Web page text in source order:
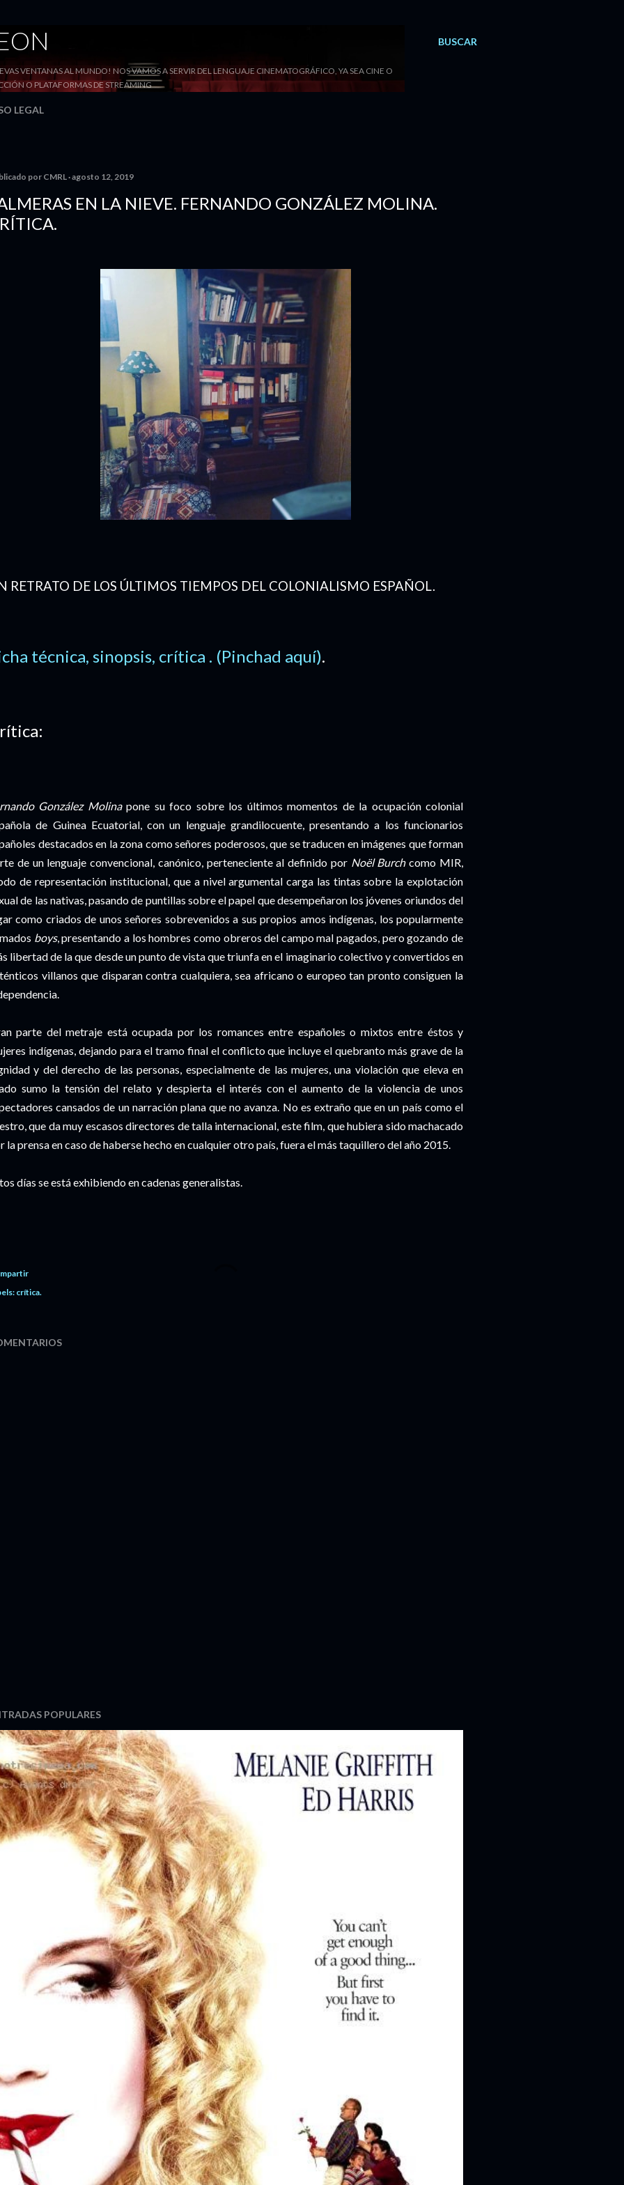
BUSCAR
VENTANAS AL MUNDO! NOS VAMOS A SERVIR DEL LENGUAJE CINEMATOGRÁFICO, YA SEA CINE O
O PLATAFORMAS DE STREAMING
LEGAL
por CMRL agosto 12, 2019
EN LA NIEVE. FERNANDO GONZÁLEZ MOLINA.
RETRATO DE LOS ÚLTIMOS TIEMPOS DEL COLONIALISMO ESPAÑOL.
técnica, sinopsis, crítica . (Pinchad aquí).
González Molinapone su foco sobre los últimos momentos de la ocupación colonial
de Guinea Ecuatorial, con un lenguaje grandilocuente, presentando a los funcionarios
destacados en la zona como señores poderosos, que se traducen en imágenes que forman
de un lenguaje convencional, canónico, perteneciente al definido por Noël Burchcomo MIR,
de representación institucional, que a nivel argumental carga las tintas sobre la explotación
de las nativas, pasando de puntillas sobre el papel que desempeñaron los jóvenes oriundos del
como criados de unos señores sobrevenidos a sus propios amos indígenas, los popularmente
boys, presentando a los hombres como obreros del campo mal pagados, pero gozando de
libertad de la que desde un punto de vista que triunfa en el imaginario colectivo y convertidos en
villanos que disparan contra cualquiera, sea africano o europeo tan pronto consiguen la
parte del metraje está ocupada por los romances entre españoles o mixtos entre éstos y
indígenas, dejando para el tramo final el conflicto que incluye el quebranto más grave de la
y del derecho de las personas, especialmente de las mujeres, una violación que eleva en
sumo la tensión del relato y despierta el interés con el aumento de la violencia de unos
cansados de un narración plana que no avanza. No es extraño que en un país como el
que da muy escasos directores de talla internacional, este film, que hubiera sido machacado
la prensa en caso de haberse hecho en cualquier otro país, fuera el más taquillero del año 2015.
días se está exhibiendo en cadenas generalistas.
crítica.
POPULARES